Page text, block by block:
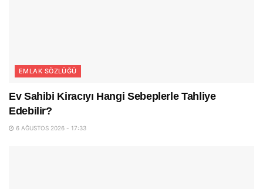
EMLAK SÖZLÜĞÜ
Ev Sahibi Kiracıyı Hangi Sebeplerle Tahliye
Edebilir?
6 AĞUSTOS 2026 - 17:33